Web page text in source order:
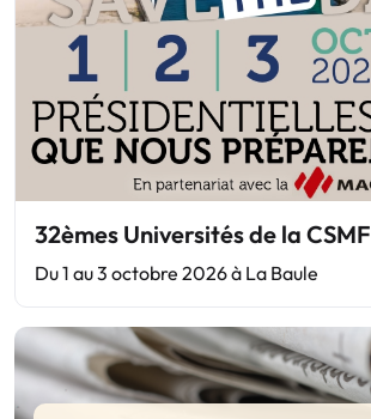
32èmes Universités de la CSMF
Du 1 au 3 octobre 2026 à La Baule